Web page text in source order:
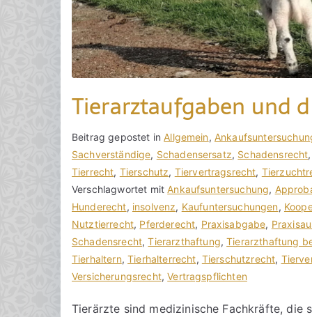
7
.
M
a
i
0
Tierarztaufgaben und
V
o
n
h
o
r
a
k
R
c
B
e
i
t
r
a
g
v
e
ö
Beitrag gepostet inAllgemein,
Sachverständige, Schadensersatz, Schadensrecht,
Tierrecht, Tierschutz, Tiervertragsrecht,
Verschlagwortet mitAnkaufsuntersuchung,
Hunderecht, insolvenz, Kaufuntersuchungen,
Nutztierrecht, Pferderecht, Praxisabgabe,
Schadensrecht,Tierarzthaftung,Tierarzthaftung
Tierhaltern,Tierhalterrecht, Tierschutzrecht,
Versicherungsrecht,Vertragspflichten
K
e
i
n
e
K
o
m
m
n
Tierärzte sind medizinische Fachkräfte, die